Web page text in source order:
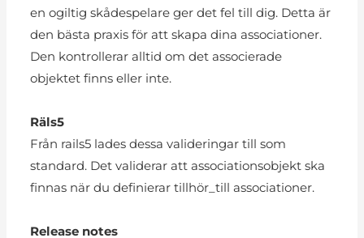
en ogiltig skådespelare ger det fel till dig. Detta är
den bästa praxis för att skapa dina associationer.
Den kontrollerar alltid om det associerade
objektet finns eller inte.
Räls5
Från rails5 lades dessa valideringar till som
standard. Det validerar att associationsobjekt ska
finnas när du definierar tillhör_till associationer.
Release notes